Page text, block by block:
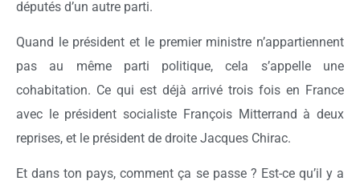
députés d’un autre parti.
Quand le président et le premier ministre n’appartiennent
pas au même parti politique, cela s’appelle une
cohabitation. Ce qui est déjà arrivé trois fois en France
avec le président socialiste François Mitterrand à deux
reprises, et le président de droite Jacques Chirac.
Et dans ton pays, comment ça se passe ? Est-ce qu’il y a